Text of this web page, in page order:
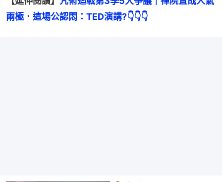
兩極．這場公認悶：TED演講?👇👇👇